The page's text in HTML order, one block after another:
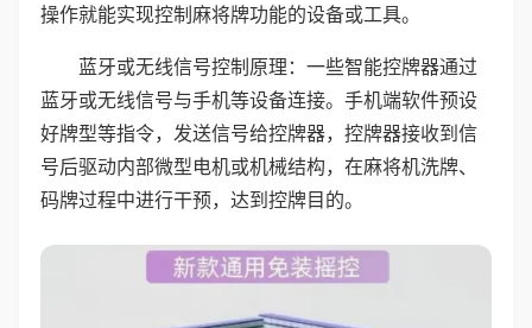
操作就能实现控制麻将牌功能的设备或工具。
蓝牙或无线信号控制原理：一些智能控牌器通过
蓝牙或无线信号与手机等设备连接。手机端软件预设
好牌型等指令，发送信号给控牌器，控牌器接收到信
号后驱动内部微型电机或机械结构，在麻将机洗牌、
码牌过程中进行干预，达到控牌目的。